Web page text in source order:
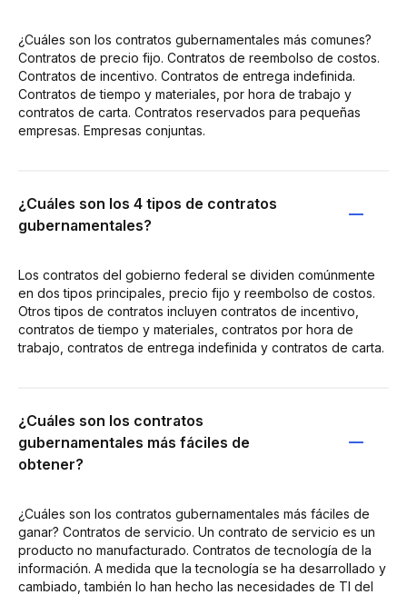
¿Cuáles son los contratos gubernamentales más comunes?
Contratos de precio fijo. Contratos de reembolso de costos.
Contratos de incentivo. Contratos de entrega indefinida.
Contratos de tiempo y materiales, por hora de trabajo y
contratos de carta. Contratos reservados para pequeñas
empresas. Empresas conjuntas.
¿Cuáles son los 4 tipos de contratos
gubernamentales?
Los contratos del gobierno federal se dividen comúnmente
en dos tipos principales, precio fijo y reembolso de costos.
Otros tipos de contratos incluyen contratos de incentivo,
contratos de tiempo y materiales, contratos por hora de
trabajo, contratos de entrega indefinida y contratos de carta.
¿Cuáles son los contratos
gubernamentales más fáciles de
obtener?
¿Cuáles son los contratos gubernamentales más fáciles de
ganar? Contratos de servicio. Un contrato de servicio es un
producto no manufacturado. Contratos de tecnología de la
información. A medida que la tecnología se ha desarrollado y
cambiado, también lo han hecho las necesidades de TI del